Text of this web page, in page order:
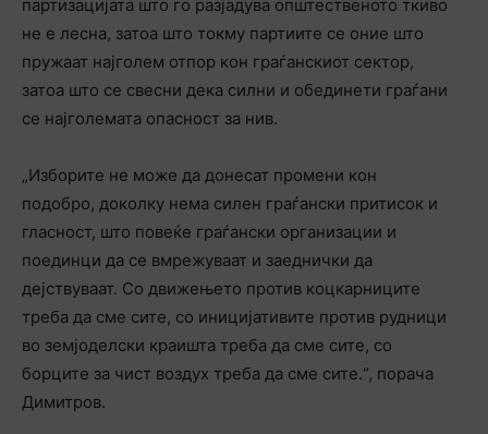
партизацијата што го разјадува општественото ткиво
не е лесна, затоа што токму партиите се оние што
пружаат најголем отпор кон граѓанскиот сектор,
затоа што се свесни дека силни и обединети граѓани
се најголемата опасност за нив.
„Изборите не може да донесат промени кон
подобро, доколку нема силен граѓански притисок и
гласност, што повеќе граѓански организации и
поединци да се вмрежуваат и заеднички да
дејствуваат. Со движењето против коцкарниците
треба да сме сите, со иницијативите против рудници
во земјоделски краишта треба да сме сите, со
борците за чист воздух треба да сме сите.“, порача
Димитров.